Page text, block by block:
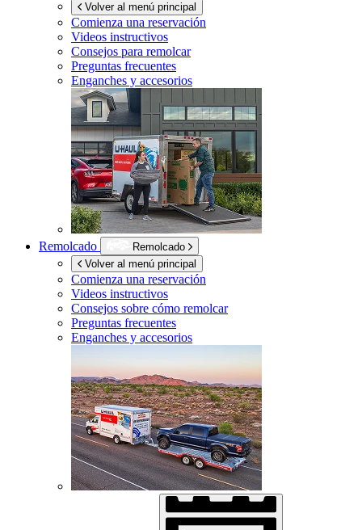
Volver al menú principal
Comienza una reservación
Videos instructivos
Consejos para remolcar
Preguntas frecuentes
Enganches y accesorios
Remolcado
Remolcado
Volver al menú principal
Comienza una reservación
Videos instructivos
Consejos sobre cómo remolcar
Preguntas frecuentes
Enganches y accesorios